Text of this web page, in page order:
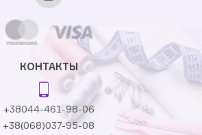
КОНТАКТЫ
+38044-461-98-06
+38(068)037-95-08